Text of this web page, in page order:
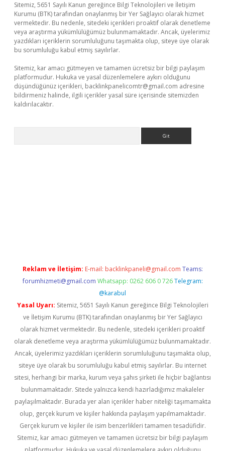
Sitemiz, 5651 Sayılı Kanun gereğince Bilgi Teknolojileri ve İletişim
Kurumu (BTK) tarafından onaylanmış bir Yer Sağlayıcı olarak hizmet
vermektedir. Bu nedenle, sitedeki içerikleri proaktif olarak denetleme
veya araştırma yükümlülüğümüz bulunmamaktadır. Ancak, üyelerimiz
yazdıkları içeriklerin sorumluluğunu taşımakta olup, siteye üye olarak
bu sorumluluğu kabul etmiş sayılırlar.
Sitemiz, kar amacı gütmeyen ve tamamen ücretsiz bir bilgi paylaşım
platformudur. Hukuka ve yasal düzenlemelere aykırı olduğunu
düşündüğünüz içerikleri, backlinkpanelicomtr@gmail.com adresine
bildirmeniz halinde, ilgili içerikler yasal süre içerisinde sitemizden
kaldırılacaktır.
Reklam ve İletişim: E-mail: backlinkpaneli@gmail.com Teams:
forumhizmeti@gmail.com Whatsapp: 0262 606 0 726 Telegram:
@karabul
Yasal Uyarı: Sitemiz, 5651 Sayılı Kanun gereğince Bilgi Teknolojileri
ve İletişim Kurumu (BTK) tarafından onaylanmış bir Yer Sağlayıcı
olarak hizmet vermektedir. Bu nedenle, sitedeki içerikleri proaktif
olarak denetleme veya araştırma yükümlülüğümüz bulunmamaktadır.
Ancak, üyelerimiz yazdıkları içeriklerin sorumluluğunu taşımakta olup,
siteye üye olarak bu sorumluluğu kabul etmiş sayılırlar. Bu internet
sitesi, herhangi bir marka, kurum veya şahıs şirketi ile hiçbir bağlantısı
bulunmamaktadır. Sitede yalnızca kendi hazırladığımız makaleler
paylaşılmaktadır. Burada yer alan içerikler haber niteliği taşımamakta
olup, gerçek kurum ve kişiler hakkında paylaşım yapılmamaktadır.
Gerçek kurum ve kişiler ile isim benzerlikleri tamamen tesadüfidir.
Sitemiz, kar amacı gütmeyen ve tamamen ücretsiz bir bilgi paylaşım